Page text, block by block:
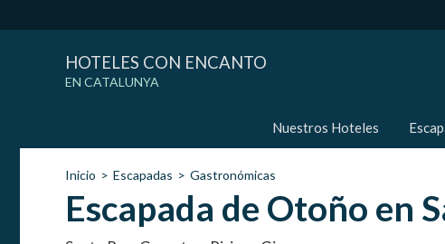
HOTELES CON ENCANTO
EN CATALUNYA
Nuestros Hoteles
Inicio Escapadas Gastronómicas
Escapada de Otoño en